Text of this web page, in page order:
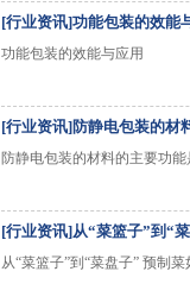
[行业资讯]功能包装的效能
功能包装的效能与应用
[行业资讯]防静电包装的材
防静电包装的材料的主要功能
[行业资讯]从“菜篮子”到“
从“菜篮子”到“菜盘子” 预制